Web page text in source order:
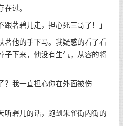
在过。
著碧儿走，担心死三哥了！」
他的手下马。我疑惑的看了看
子下来，他没有生气，从容的将
我一直担心你在外面被伤
碧儿的话，跑到朱雀街内街的